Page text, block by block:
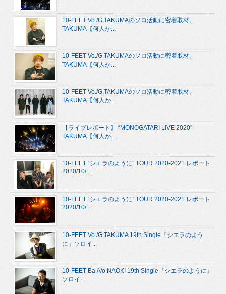
10-FEET Vo./G.TAKUMAのソロ活動に密着取材。
TAKUMA【何人か...
10-FEET Vo./G.TAKUMAのソロ活動に密着取材。
TAKUMA【何人か...
10-FEET Vo./G.TAKUMAのソロ活動に密着取材。
TAKUMA【何人か...
【ライブレポート】 “MONOGATARI LIVE 2020”
TAKUMA【何人か...
10-FEET “シエラのように” TOUR 2020-2021 レポート
2020/10/...
10-FEET “シエラのように” TOUR 2020-2021 レポート
2020/10/...
10-FEET Vo./G.TAKUMA 19th Single『シエラのよう
に』ソロイ...
10-FEET Ba./Vo.NAOKI 19th Single『シエラのように』
ソロイ...